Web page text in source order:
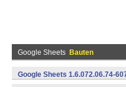
Google Sheets Bauten
Google Sheets 1.6.072.06.74-